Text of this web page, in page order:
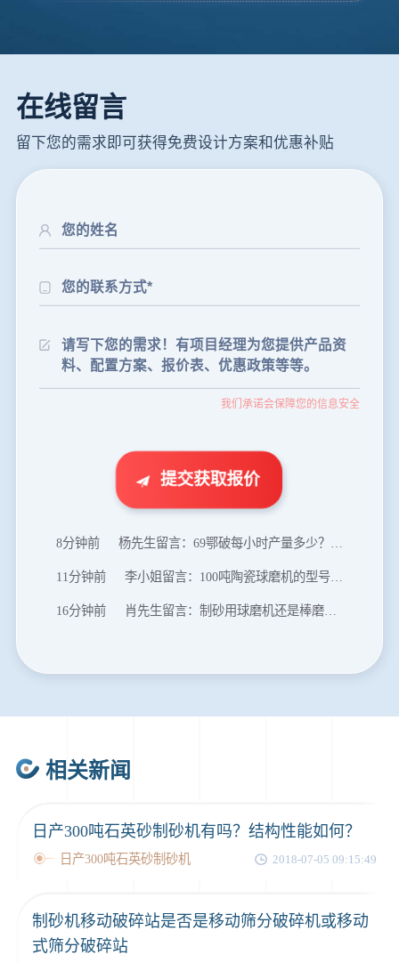
在线留言
留下您的需求即可获得免费设计方案和优惠补贴
我们承诺会保障您的信息安全
提交获取报价
24分钟前 朱先生留言：制砂机3000吨一套多少钱？
35分钟前 张先生留言：碎石机有几种型号？碎石机械设备一套价格？
46分钟前 武先生留言：年产100万吨机制砂，用什么设备？
谢先生留言：球磨机多少钱一台？提供型号和参数。
陈先生留言：每小时100吨建筑垃圾粉碎机？推荐用什么型号？
杨先生留言：69鄂破每小时产量多少？参数和工作视频。
11分钟前 李小姐留言：100吨陶瓷球磨机的型号和参数？
16分钟前 肖先生留言：制砂用球磨机还是棒磨机？每小时100吨价格。
20分钟前 马先生留言：提供移动破碎机图片价格表。
35分钟前 张先生留言：碎石机有几种型号？碎石机械设备一套价格？
2分钟前 王先生留言：建一条石料破碎生产线，规模300吨/小时，提供设备选型和报价。
相关新闻
日产300吨石英砂制砂机有吗？结构性能如何？
日产300吨石英砂制砂机 2018-07-05 09:15:49
制砂机移动破碎站是否是移动筛分破碎机或移动
式筛分破碎站